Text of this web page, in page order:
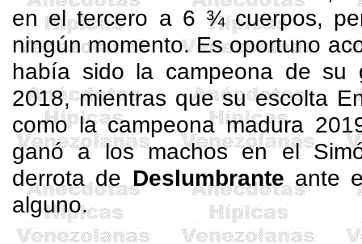
en el tercero a 6 ¾ cuerpos,
ningún momento. Es oportuno
había sido la campeona de su
2018, mientras que su escolta
como la campeona madura
ganó a los machos en el
derrota de Deslumbrante ante
alguno.